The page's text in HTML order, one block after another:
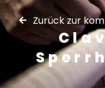
Zurück zur